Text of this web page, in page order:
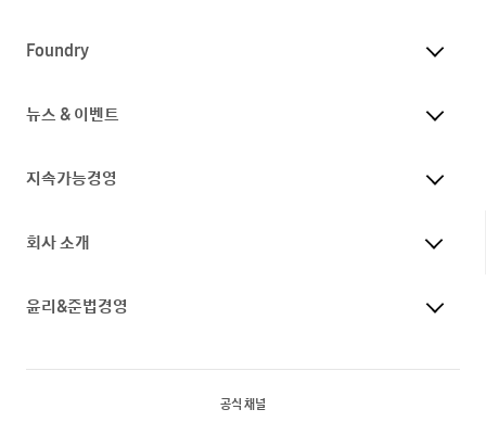
Foundry
뉴스 & 이벤트
지속가능경영
회사 소개
윤리&준법경영
공식 채널